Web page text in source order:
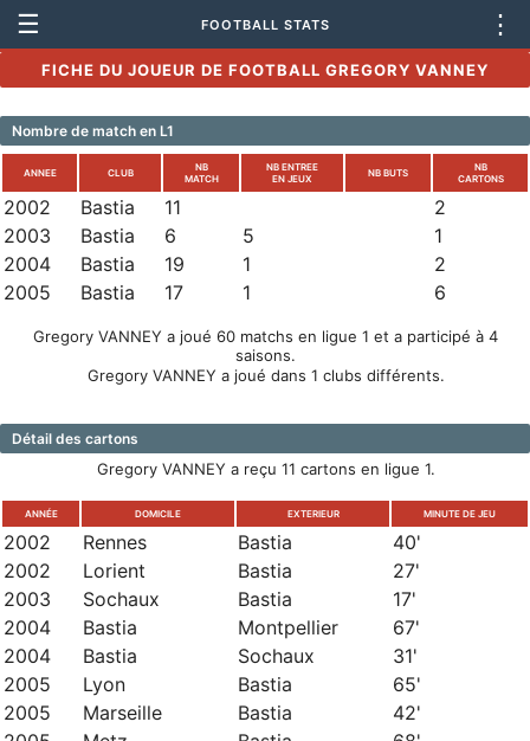
☰ FOOTBALL STATS ⋮
FICHE DU JOUEUR DE FOOTBALL GREGORY VANNEY
Nombre de match en L1
ANNEE CLUB
NB
MATCH
NB ENTREE
EN JEUX
NB BUTS
NB
CARTONS
2002 Bastia 11
2
2003
Bastia 6 5
1
2004
Bastia 19 1
2
2005
Bastia 17 1 6
Gregory VANNEY a joué 60 matchs en ligue 1 et a participé à 4
saisons.
Gregory VANNEY a joué dans 1 clubs différents.
Détail des cartons
Gregory VANNEY a reçu 11 cartons en ligue 1.
ANNÉE DOMICILE EXTERIEUR MINUTE DE JEU
2002 Rennes Bastia
40'
2002
Lorient Bastia
27'
2003
Sochaux Bastia
17'
2004
Bastia Montpellier
67'
2004
Bastia Sochaux
31'
2005
Lyon Bastia
65'
2005
Marseille Bastia
42'